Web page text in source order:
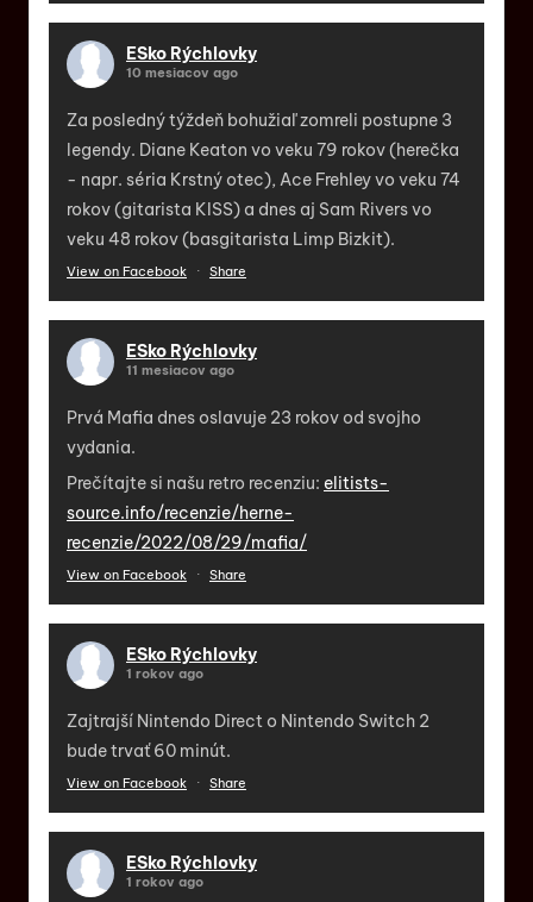
ESko Rýchlovky
10 mesiacov ago
Za posledný týždeň bohužiaľ zomreli postupne 3
legendy. Diane Keaton vo veku 79 rokov (herečka
- napr. séria Krstný otec), Ace Frehley vo veku 74
rokov (gitarista KISS) a dnes aj Sam Rivers vo
veku 48 rokov (basgitarista Limp Bizkit).
View on Facebook · Share
ESko Rýchlovky
11 mesiacov ago
Prvá Mafia dnes oslavuje 23 rokov od svojho
vydania.
Prečítajte si našu retro recenziu: elitists-
source.info/recenzie/herne-
recenzie/2022/08/29/mafia/
View on Facebook · Share
ESko Rýchlovky
1 rokov ago
Zajtrajší Nintendo Direct o Nintendo Switch 2
bude trvať 60 minút.
View on Facebook · Share
ESko Rýchlovky
1 rokov ago